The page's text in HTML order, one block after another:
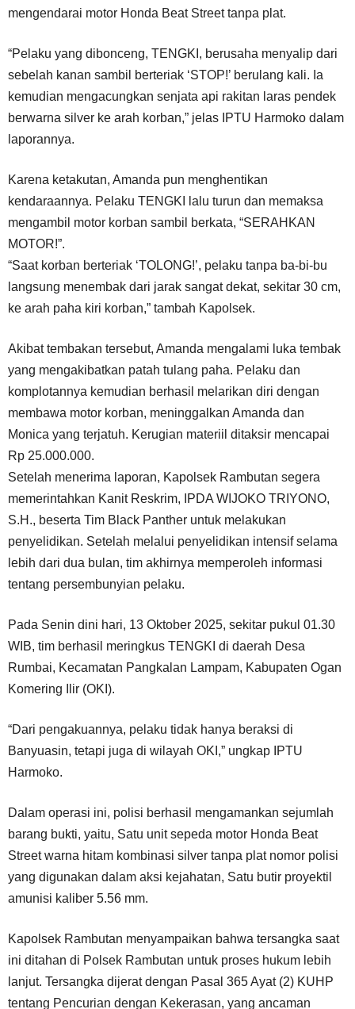
mengendarai motor Honda Beat Street tanpa plat.
“Pelaku yang dibonceng, TENGKI, berusaha menyalip dari
sebelah kanan sambil berteriak ‘STOP!’ berulang kali. Ia
kemudian mengacungkan senjata api rakitan laras pendek
berwarna silver ke arah korban,” jelas IPTU Harmoko dalam
laporannya.
Karena ketakutan, Amanda pun menghentikan
kendaraannya. Pelaku TENGKI lalu turun dan memaksa
mengambil motor korban sambil berkata, “SERAHKAN
MOTOR!”.
“Saat korban berteriak ‘TOLONG!’, pelaku tanpa ba-bi-bu
langsung menembak dari jarak sangat dekat, sekitar 30 cm,
ke arah paha kiri korban,” tambah Kapolsek.
Akibat tembakan tersebut, Amanda mengalami luka tembak
yang mengakibatkan patah tulang paha. Pelaku dan
komplotannya kemudian berhasil melarikan diri dengan
membawa motor korban, meninggalkan Amanda dan
Monica yang terjatuh. Kerugian materiil ditaksir mencapai
Rp 25.000.000.
Setelah menerima laporan, Kapolsek Rambutan segera
memerintahkan Kanit Reskrim, IPDA WIJOKO TRIYONO,
S.H., beserta Tim Black Panther untuk melakukan
penyelidikan. Setelah melalui penyelidikan intensif selama
lebih dari dua bulan, tim akhirnya memperoleh informasi
tentang persembunyian pelaku.
Pada Senin dini hari, 13 Oktober 2025, sekitar pukul 01.30
WIB, tim berhasil meringkus TENGKI di daerah Desa
Rumbai, Kecamatan Pangkalan Lampam, Kabupaten Ogan
Komering Ilir (OKI).
“Dari pengakuannya, pelaku tidak hanya beraksi di
Banyuasin, tetapi juga di wilayah OKI,” ungkap IPTU
Harmoko.
Dalam operasi ini, polisi berhasil mengamankan sejumlah
barang bukti, yaitu, Satu unit sepeda motor Honda Beat
Street warna hitam kombinasi silver tanpa plat nomor polisi
yang digunakan dalam aksi kejahatan, Satu butir proyektil
amunisi kaliber 5.56 mm.
Kapolsek Rambutan menyampaikan bahwa tersangka saat
ini ditahan di Polsek Rambutan untuk proses hukum lebih
lanjut. Tersangka dijerat dengan Pasal 365 Ayat (2) KUHP
tentang Pencurian dengan Kekerasan, yang ancaman